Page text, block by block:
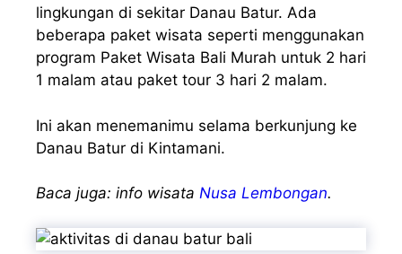
lingkungan di sekitar Danau Batur. Ada
beberapa paket wisata seperti menggunakan
program Paket Wisata Bali Murah untuk 2 hari
1 malam atau paket tour 3 hari 2 malam.
Ini akan menemanimu selama berkunjung ke
Danau Batur di Kintamani.
Baca juga: info wisata Nusa Lembongan.